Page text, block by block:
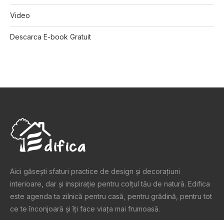
Video
Descarca E-book Gratuit
Aici găsești sfaturi practice de design şi decoraţiuni
interioare, dar și inspiraţie pentru colţul tău de natură. Edifica
este agenda ta zilnică pentru casă, pentru grădină, pentru tot
ce te înconjoară şi îţi face viaţa mai frumoasă.